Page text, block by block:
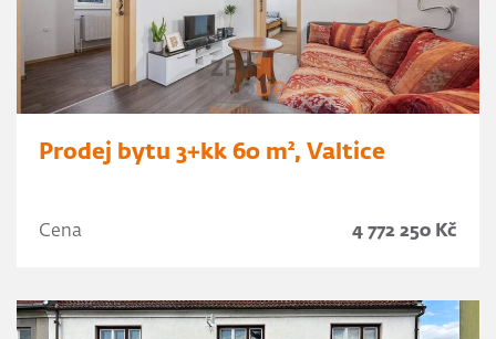
Prodej bytu 3+kk 60 m², Valtice
Cena 4 772 250 Kč